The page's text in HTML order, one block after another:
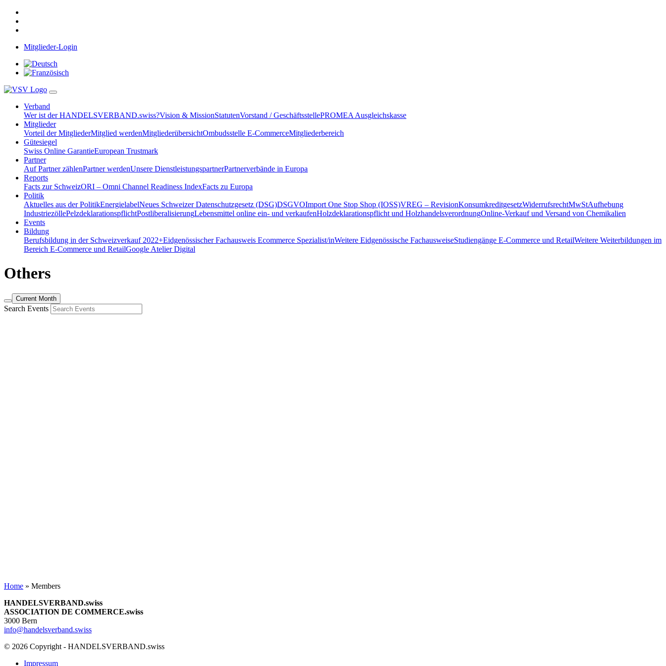
Mitglieder-Login
Verband
Wer ist der HANDELSVERBAND.swiss?Vision & MissionStatutenVorstand / GeschäftsstellePROMEA Ausgleichskasse
Mitglieder
Vorteil der MitgliederMitglied werdenMitgliederübersichtOmbudsstelle E-CommerceMitgliederbereich
Gütesiegel
Swiss Online GarantieEuropean Trustmark
Partner
Auf Partner zählenPartner werdenUnsere DienstleistungspartnerPartnerverbände in Europa
Reports
Facts zur SchweizORI – Omni Channel Readiness IndexFacts zu Europa
Politik
Aktuelles aus der PolitikEnergielabelNeues Schweizer Datenschutzgesetz (DSG)DSGVOImport One Stop Shop (IOSS)VREG – RevisionKonsumkreditgesetzWiderrufsrechtMwStAufhebung
IndustriezöllePelzdeklarationspflichtPostliberalisierungLebensmittel online ein- und verkaufenHolzdeklarationspflicht und HolzhandelsverordnungOnline-Verkauf und Versand von Chemikalien
Events
Bildung
Berufsbildung in der Schweizverkauf 2022+Eidgenössischer Fachausweis Ecommerce Spezialist/inWeitere Eidgenössische FachausweiseStudiengänge E-Commerce und RetailWeitere Weiterbildungen im
Bereich E-Commerce und RetailGoogle Atelier Digital
Others
Current Month
Search Events
Home » Members
HANDELSVERBAND.swiss
ASSOCIATION DE COMMERCE.swiss
3000 Bern
info@handelsverband.swiss
© 2026 Copyright - HANDELSVERBAND.swiss
Impressum